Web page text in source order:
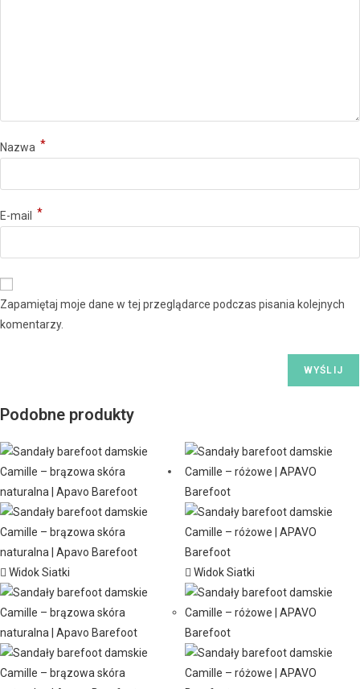
Nazwa *
E-mail *
Zapamiętaj moje dane w tej przeglądarce podczas pisania kolejnych
komentarzy.
Podobne produkty
Widok Siatki Widok Siatki